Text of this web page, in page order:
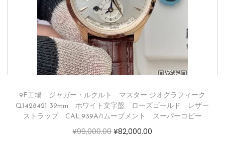
9F工場 ジャガー・ルクルト マスター ジオグラフィーク
Q1428421 39mm ホワイト文字盤 ローズゴールド レザー
ストラップ CAL.939A/1ムーブメント スーパーコピー
¥99,000.00 ¥82,000.00